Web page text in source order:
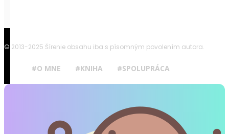
© 2013-2025 Šírenie obsahu iba s písomným povolením autora.
#O MNE #KNIHA #SPOLUPRÁCA